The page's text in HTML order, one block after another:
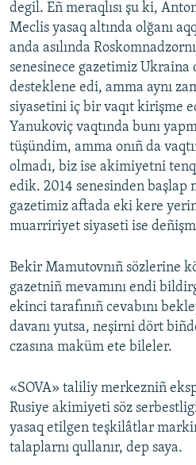
degil. Eñ meraqlısı şu ki,
Meclis yasaq altında olğanı
anda asılında
senesinece gazetimiz
desteklene edi, amma aynı
siyasetini iç bir vaqıt kirişme
Yanukoviç vaqtında bunı
tüşündim, amma onıñ da
olmadı, biz ise akimiyetni
edik. 2014 senesinden başlap
gazetimiz aftada eki kere
muarririyet siyaseti ise
Bekir Mamutovnıñ sözlerine
gazetniñ mevamını endi
ekinci tarafınıñ cevabını
davanı yutsa, neşirni dört
czasına maküm ete bileler.
«SOVA» taliliy merkezniñ
Rusiye akimiyeti söz
yasaq etilgen teşkilâtlar
talaplarnı qullanır, dep saya.